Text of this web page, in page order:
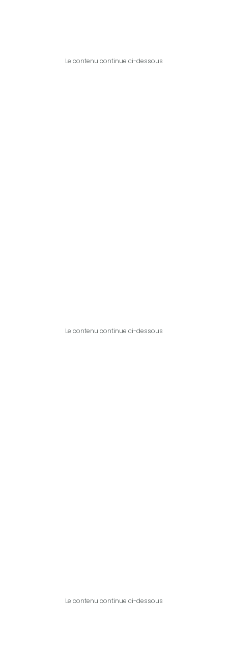
Le contenu continue ci-dessous
Le contenu continue ci-dessous
Le contenu continue ci-dessous